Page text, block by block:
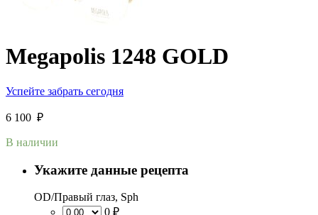
Megapolis 1248 GOLD
Успейте забрать сегодня
6 100 ₽
В наличии
Укажите данные рецепта
OD/Правый глаз, Sph
0 ₽